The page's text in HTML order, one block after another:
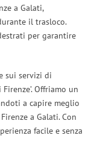
a Galati,
il trasloco.
per garantire
sui servizi di
Offriamo un
a capire meglio
a Galati. Con
facile e senza